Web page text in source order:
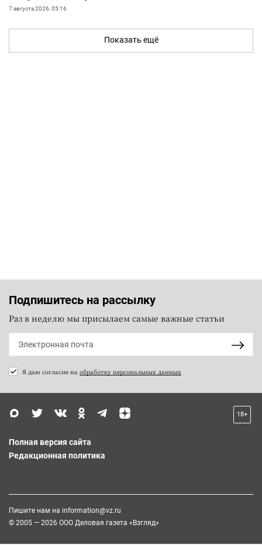
7 августа 2026, 05:16
Показать ещё
Подпишитесь на рассылку
Раз в неделю мы присылаем самые важные статьи
Я даю согласие на обработку персональных данных
18+
Полная версия сайта
Редакционная политика
Пишите нам на information@vz.ru
© 2005 — 2026 ООО Деловая газета «Взгляд»